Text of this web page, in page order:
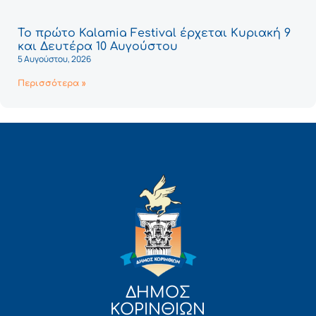
Το πρώτο Kalamia Festival έρχεται Κυριακή 9
και Δευτέρα 10 Αυγούστου
5 Αυγούστου, 2026
Περισσότερα »
ΔΗΜΟΣ
ΚΟΡΙΝΘΙΩΝ